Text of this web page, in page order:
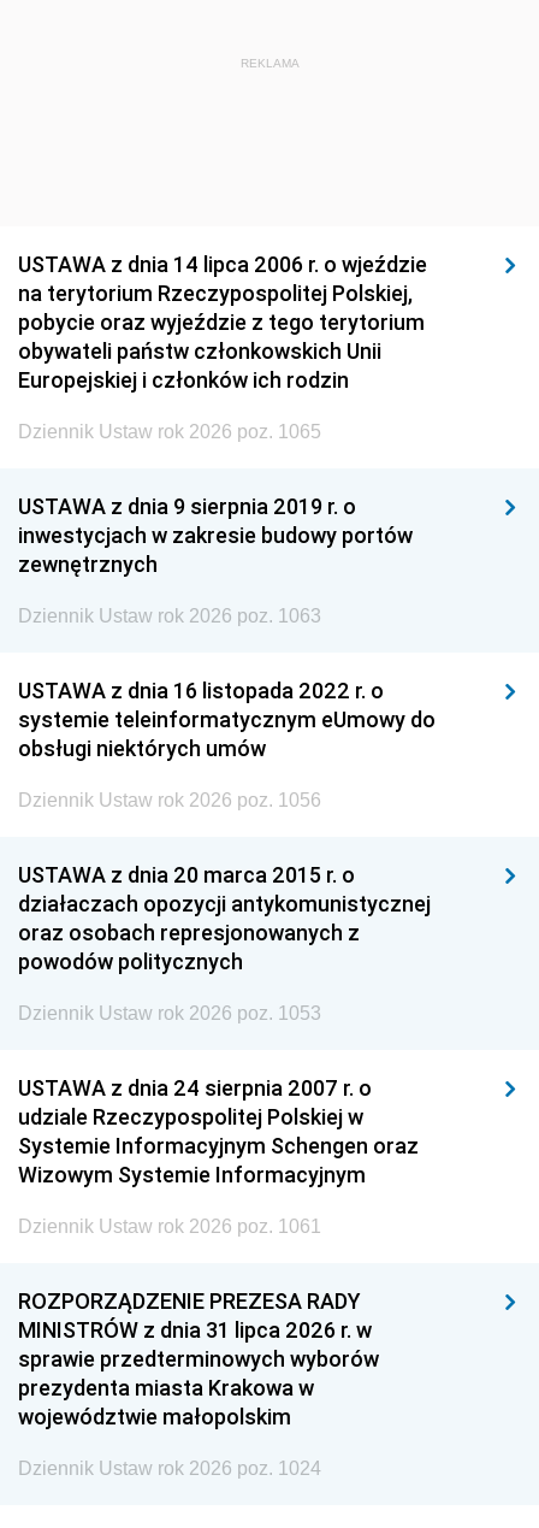
REKLAMA
USTAWA z dnia 14 lipca 2006 r. o wjeździe
na terytorium Rzeczypospolitej Polskiej,
pobycie oraz wyjeździe z tego terytorium
obywateli państw członkowskich Unii
Europejskiej i członków ich rodzin
Dziennik Ustaw rok 2026 poz. 1065
USTAWA z dnia 9 sierpnia 2019 r. o
inwestycjach w zakresie budowy portów
zewnętrznych
Dziennik Ustaw rok 2026 poz. 1063
USTAWA z dnia 16 listopada 2022 r. o
systemie teleinformatycznym eUmowy do
obsługi niektórych umów
Dziennik Ustaw rok 2026 poz. 1056
USTAWA z dnia 20 marca 2015 r. o
działaczach opozycji antykomunistycznej
oraz osobach represjonowanych z
powodów politycznych
Dziennik Ustaw rok 2026 poz. 1053
USTAWA z dnia 24 sierpnia 2007 r. o
udziale Rzeczypospolitej Polskiej w
Systemie Informacyjnym Schengen oraz
Wizowym Systemie Informacyjnym
Dziennik Ustaw rok 2026 poz. 1061
ROZPORZĄDZENIE PREZESA RADY
MINISTRÓW z dnia 31 lipca 2026 r. w
sprawie przedterminowych wyborów
prezydenta miasta Krakowa w
województwie małopolskim
Dziennik Ustaw rok 2026 poz. 1024